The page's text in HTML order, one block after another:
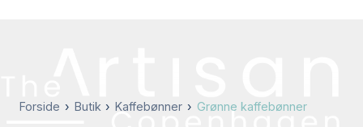
Forside Butik Kaffebønner Grønne kaffebønner